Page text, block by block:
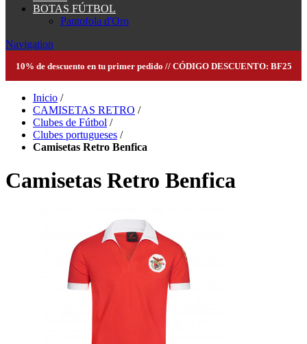
BOTAS FÚTBOL
Pantofola d'Oro
Navigation
10% de descuento en tu primer pedido // CÓDIGO DESCUENTO: BF25
Inicio /
CAMISETAS RETRO /
Clubes de Fútbol /
Clubes portugueses /
Camisetas Retro Benfica
Camisetas Retro Benfica